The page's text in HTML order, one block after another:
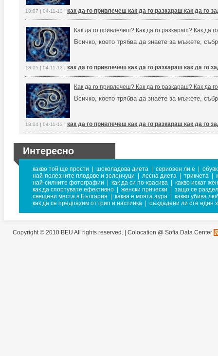
18:07 | 04-11-13 | как да го привлечеш как да го разкараш как да го
Как да го привлечеш? Как да го разкараш? Как да
Всичко, което трябва да знаете за мъжете,
18:05 | 04-11-13 | как да го привлечеш как да го разкараш как да го
Как да го привлечеш? Как да го разкараш? Как да
Всичко, което трябва да знаете за мъжете,
18:04 | 04-11-13 | как да го привлечеш как да го разкараш как да го
Интересно
какво той ще прости шоколадова диета сериозен ли е
най-полезните плодове и зеленчуци
лесна диета трикчета
най-силните фотографии
как да си по-красива
какво искат
как да спортувате ефективно
женски прически
защо се
свещени места в България
каква е моята аура
какво убива
как да се предпазим от грип и настинка
създадени ли сте един
Copyright © 2010 BEU All rights reserved. | Colocation @ Sofia Data Center